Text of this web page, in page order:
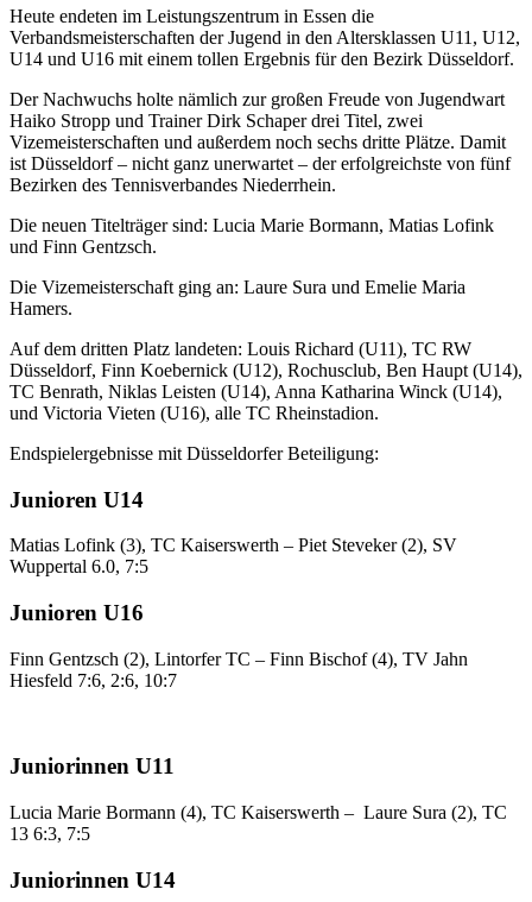
Heute endeten im Leistungszentrum in Essen die
Verbandsmeisterschaften der Jugend in den Altersklassen U11, U12,
U14 und U16 mit einem tollen Ergebnis für den Bezirk Düsseldorf.
Der Nachwuchs holte nämlich zur großen Freude von Jugendwart
Haiko Stropp und Trainer Dirk Schaper drei Titel, zwei
Vizemeisterschaften und außerdem noch sechs dritte Plätze. Damit
ist Düsseldorf – nicht ganz unerwartet – der erfolgreichste von fünf
Bezirken des Tennisverbandes Niederrhein.
Die neuen Titelträger sind: Lucia Marie Bormann, Matias Lofink
und Finn Gentzsch.
Die Vizemeisterschaft ging an: Laure Sura und Emelie Maria
Hamers.
Auf dem dritten Platz landeten: Louis Richard (U11), TC RW
Düsseldorf, Finn Koebernick (U12), Rochusclub, Ben Haupt (U14),
TC Benrath, Niklas Leisten (U14), Anna Katharina Winck (U14),
und Victoria Vieten (U16), alle TC Rheinstadion.
Endspielergebnisse mit Düsseldorfer Beteiligung:
Junioren U14
Matias Lofink (3), TC Kaiserswerth – Piet Steveker (2), SV
Wuppertal 6.0, 7:5
Junioren U16
Finn Gentzsch (2), Lintorfer TC – Finn Bischof (4), TV Jahn
Hiesfeld 7:6, 2:6, 10:7
Juniorinnen U11
Lucia Marie Bormann (4), TC Kaiserswerth – Laure Sura (2), TC
13 6:3, 7:5
Juniorinnen U14